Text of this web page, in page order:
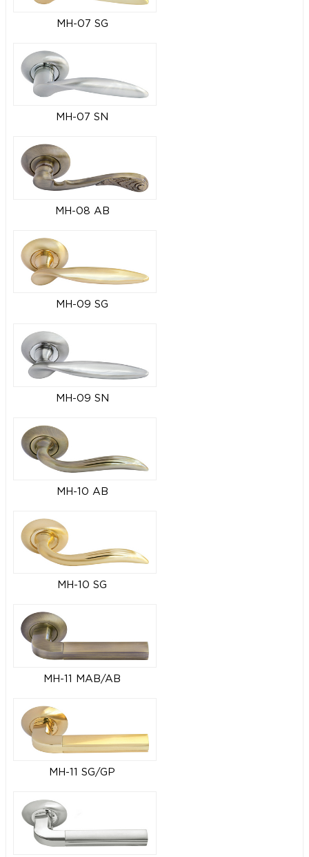
MH-07 SG
MH-07 SN
MH-08 AB
MH-09 SG
MH-09 SN
MH-10 AB
MH-10 SG
MH-11 MAB/AB
MH-11 SG/GP